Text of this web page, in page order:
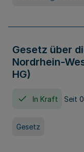
Gesetz über
Nordrhein-
HG)
In Kraft Seit
Gesetz